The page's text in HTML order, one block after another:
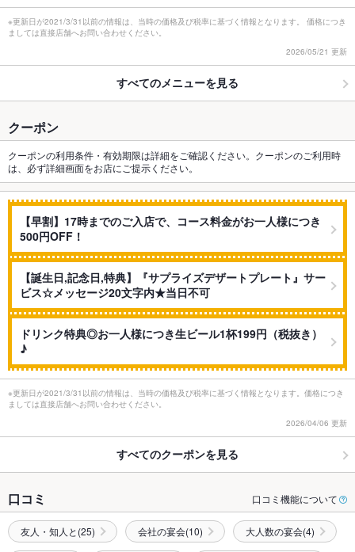
※更新日が2021/3/31以前の情報は、当時の価格及び税率に基づく情報となります。 価格につき
ましては直接店舗へお問い合わせください。
2026/05/21 更新
すべてのメニューを見る
クーポン
クーポンの利用条件・有効期限は詳細をご確認ください。クーポンのご利用時
は、必ず詳細画面をお店にご提示ください。
【早割】17時までのご入店で、コース料金がお一人様につき
500円OFF！
【誕生日,記念日,特典】『サプライズデザートプレート』サー
ビス☆メッセージ20文字内★当日不可
ドリンク特典◎お一人様につき生ビール1杯199円（税抜き）
♪
※更新日が2021/3/31以前の情報は、当時の価格及び税率に基づく情報となります。価格につき
ましては直接店舗へお問い合わせください。
2026/04/06 更新
すべてのクーポンを見る
口コミ 口コミ機能について
友人・知人と(25) 会社の宴会(10) 大人数の宴会(4)